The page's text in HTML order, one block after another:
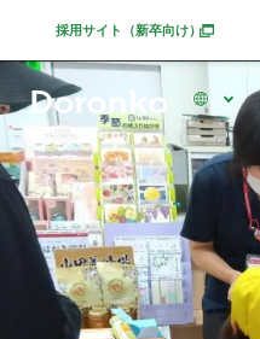
採用サイト（新卒向け）
別ウィンドウで開き